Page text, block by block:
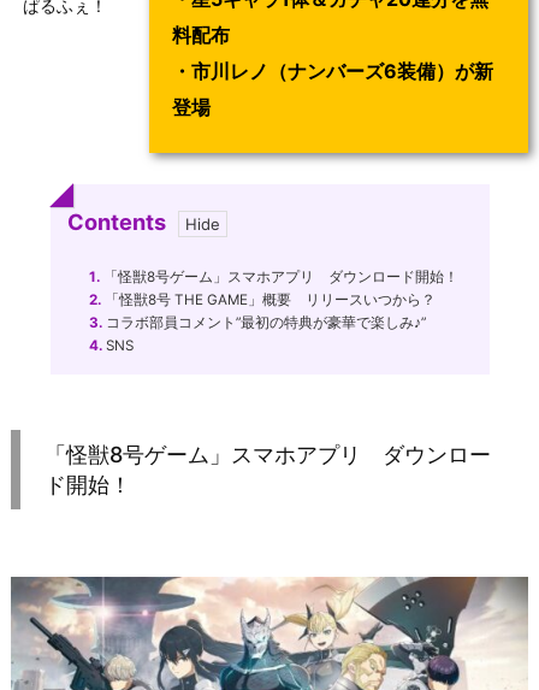
ぱるふぇ！
料配布
・市川レノ（ナンバーズ6装備）が新
登場
Contents
1.「怪獣8号ゲーム」スマホアプリ ダウンロード開始！
2.「怪獣8号 THE GAME」概要 リリースいつから？
3.コラボ部員コメント”最初の特典が豪華で楽しみ♪”
4.SNS
「怪獣8号ゲーム」スマホアプリ ダウンロー
ド開始！